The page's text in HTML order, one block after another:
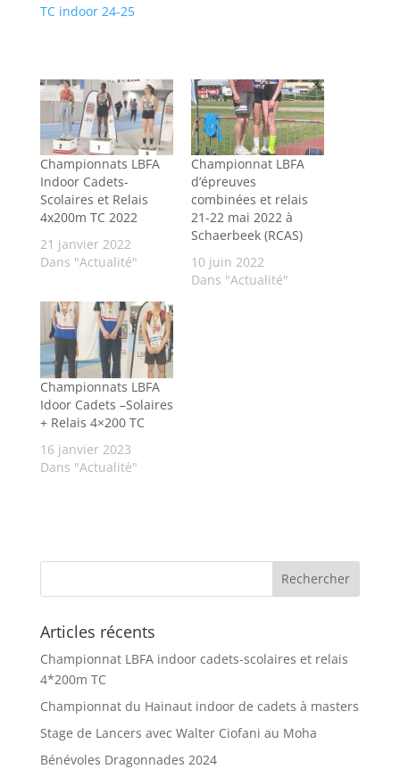
TC indoor 24-25
Championnats LBFA
Indoor Cadets-
Scolaires et Relais
4x200m TC 2022
21 janvier 2022
Dans "Actualité"
Championnat LBFA
d’épreuves
combinées et relais
21-22 mai 2022 à
Schaerbeek (RCAS)
10 juin 2022
Dans "Actualité"
Championnats LBFA
Idoor Cadets –Solaires
+ Relais 4×200 TC
16 janvier 2023
Dans "Actualité"
Articles récents
Championnat LBFA indoor cadets-scolaires et relais
4*200m TC
Championnat du Hainaut indoor de cadets à masters
Stage de Lancers avec Walter Ciofani au Moha
Bénévoles Dragonnades 2024